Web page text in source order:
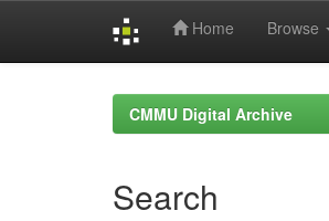
Home Browse
CMMU Digital Archive
Search